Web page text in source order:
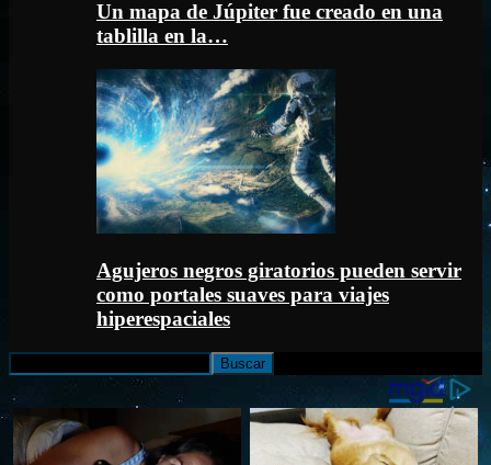
Un mapa de Júpiter fue creado en una
tablilla en la…
Agujeros negros giratorios pueden servir
como portales suaves para viajes
hiperespaciales